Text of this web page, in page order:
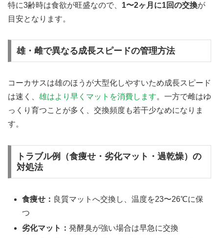
特に3齢時は食欲が旺盛なので、 1〜2ヶ月に1回の交換が
目安となります。
雄・雌で異なる成長スピードの管理方法
コーカサスは雄のほうが大型化しやすいため成長スピード
は速く、 雄はより早くマットを消費します。一方で雌はゆ
っくり育つことが多く、交換頻度も若干少なめになりま
す。
トラブル例（食痩せ・劣化マット・過乾燥）の
対処法
食痩せ： 良質マットへ交換し、温度を23〜26℃に保
つ
劣化マット：発酵臭が強い場合は早急に交換